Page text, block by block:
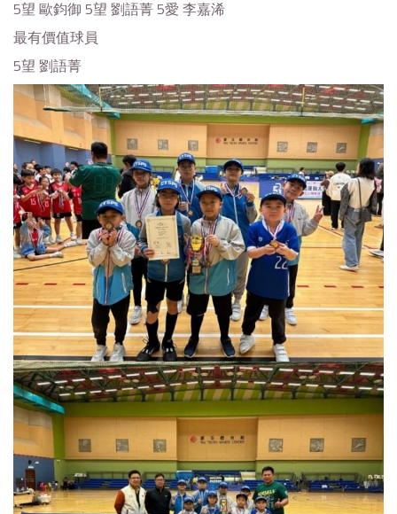
5望 歐鈞御 5望 劉語菁 5愛 李嘉浠
最有價值球員
5望 劉語菁